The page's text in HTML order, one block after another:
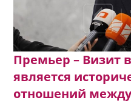
Премьер – Визит
является
отношений